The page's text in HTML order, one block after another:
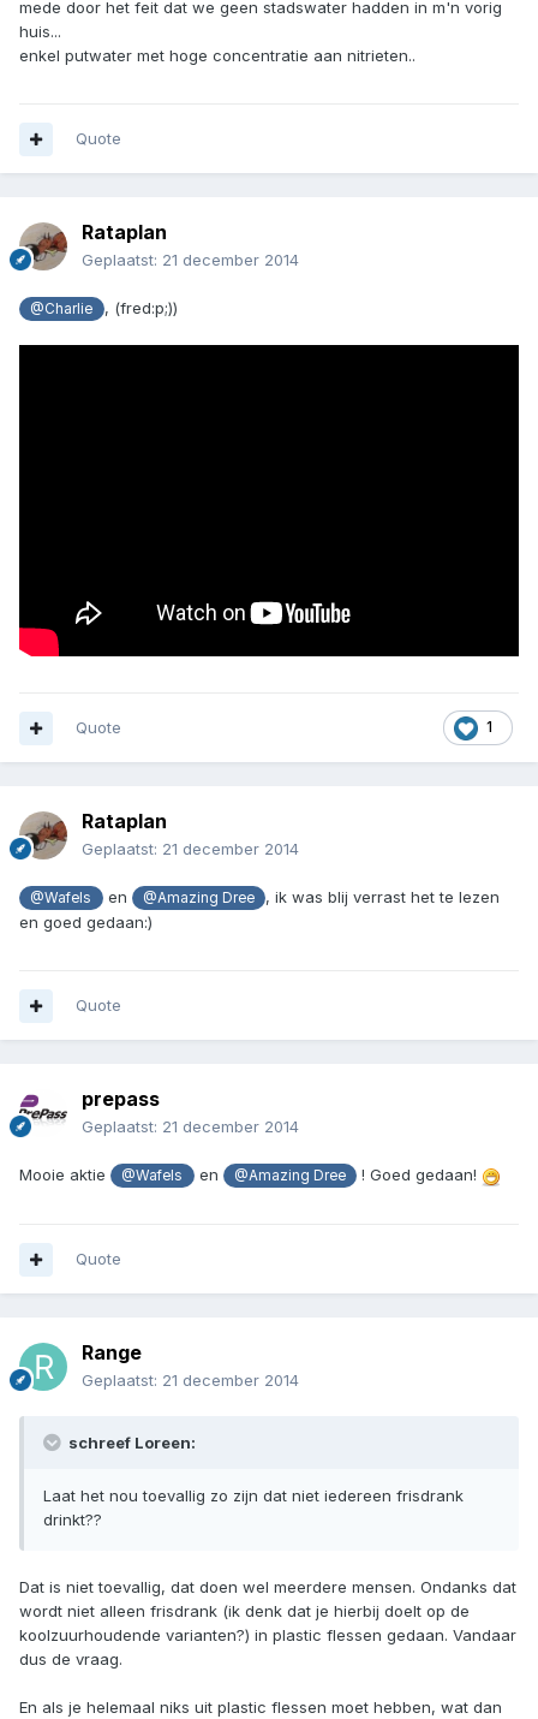
mede door het feit dat we geen stadswater hadden in m'n vorig
huis...
enkel putwater met hoge concentratie aan nitrieten..
Quote
Rataplan
Geplaatst: 21 december 2014
@Charlie , (fred:p;))
1
Quote
Rataplan
Geplaatst: 21 december 2014
@Wafels en @Amazing Dree
, ik was blij verrast het te lezen
en goed gedaan:)
Quote
prepass
Geplaatst: 21 december 2014
Mooie aktie @Wafels en @Amazing Dree ! Goed gedaan!
Quote
Range
Geplaatst: 21 december 2014
schreef Loreen:
Laat het nou toevallig zo zijn dat niet iedereen frisdrank
drinkt??
Dat is niet toevallig, dat doen wel meerdere mensen. Ondanks dat
wordt niet alleen frisdrank (ik denk dat je hierbij doelt op de
koolzuurhoudende varianten?) in plastic flessen gedaan. Vandaar
dus de vraag.
En als je helemaal niks uit plastic flessen moet hebben, wat dan